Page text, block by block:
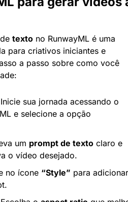
texto no RunwayML é uma
para criativos iniciantes e
a passo sobre como você
um prompt de texto claro e
o vídeo desejado.
no ícone “Style” para adicionar